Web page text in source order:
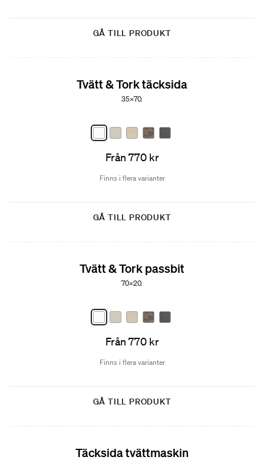
GÅ TILL PRODUKT
Tvätt & Tork täcksida
35x70.
Från 770 kr
Finns i flera varianter
GÅ TILL PRODUKT
Tvätt & Tork passbit
70x20.
Från 770 kr
Finns i flera varianter
GÅ TILL PRODUKT
Täcksida tvättmaskin